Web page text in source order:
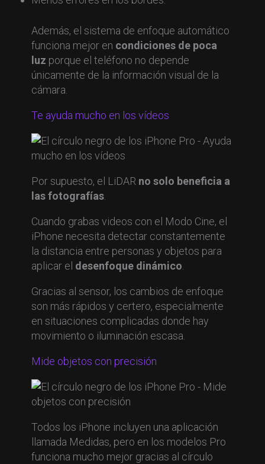
Además, el sistema de enfoque automático
funciona mejor en condiciones de poca
luz porque el teléfono no depende
únicamente de la información visual de la
cámara.
Te ayuda mucho en los vídeos
Por supuesto, el LiDAR no solo beneficia a
las fotografías.
Cuando grabas videos con el Modo Cine, el
iPhone necesita detectar constantemente
la distancia entre personas y objetos para
aplicar el desenfoque dinámico.
Gracias al sensor, los cambios de enfoque
son más rápidos y certero, especialmente
en situaciones complicadas donde hay
movimiento o iluminación escasa.
Mide objetos con precisión
Todos los iPhone incluyen una aplicación
llamada Medidas, pero en los modelos Pro
funciona mucho mejor gracias al círculo